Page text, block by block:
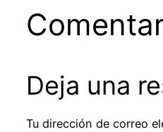
Deja una
Tu dirección de correo